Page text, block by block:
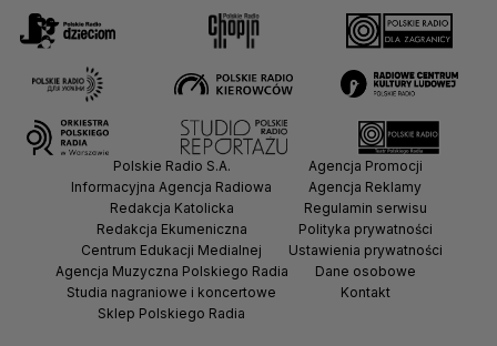
Polskie Radio S.A.
Informacyjna Agencja Radiowa
Redakcja Katolicka
Redakcja Ekumeniczna
Centrum Edukacji Medialnej
Agencja Muzyczna Polskiego Radia
Studia nagraniowe i koncertowe
Sklep Polskiego Radia
Agencja Promocji
Agencja Reklamy
Regulamin serwisu
Polityka prywatności
Ustawienia prywatności
Dane osobowe
Kontakt